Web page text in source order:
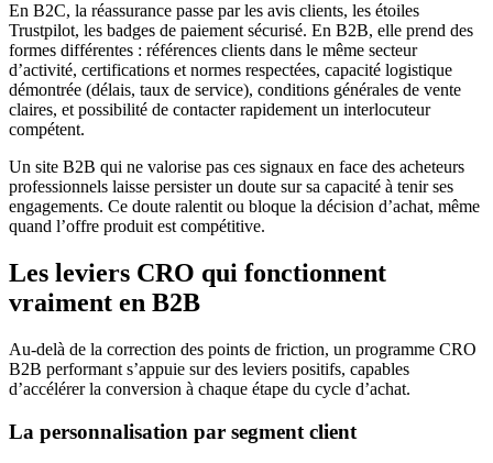
En B2C, la réassurance passe par les avis clients, les étoiles
Trustpilot, les badges de paiement sécurisé. En B2B, elle prend des
formes différentes : références clients dans le même secteur
d’activité, certifications et normes respectées, capacité logistique
démontrée (délais, taux de service), conditions générales de vente
claires, et possibilité de contacter rapidement un interlocuteur
compétent.
Un site B2B qui ne valorise pas ces signaux en face des acheteurs
professionnels laisse persister un doute sur sa capacité à tenir ses
engagements. Ce doute ralentit ou bloque la décision d’achat, même
quand l’offre produit est compétitive.
Les leviers CRO qui fonctionnent
vraiment en B2B
Au-delà de la correction des points de friction, un programme CRO
B2B performant s’appuie sur des leviers positifs, capables
d’accélérer la conversion à chaque étape du cycle d’achat.
La personnalisation par segment client